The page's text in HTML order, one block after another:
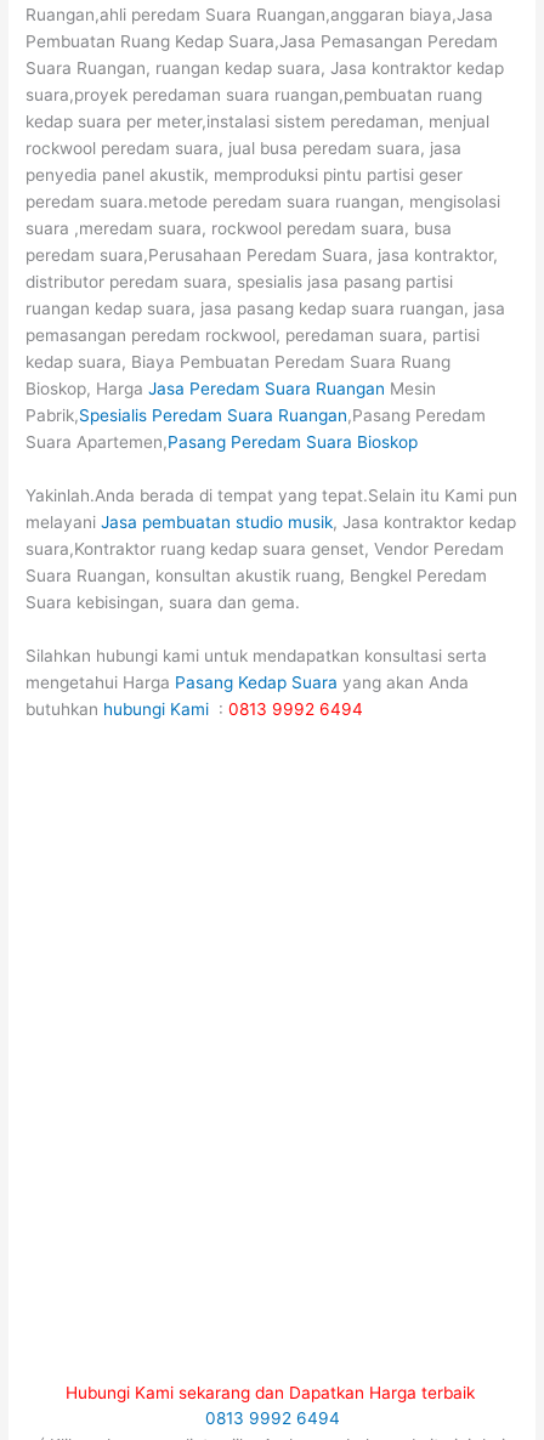
Ruangan,ahli peredam Suara Ruangan,anggaran biaya,Jasa
Pembuatan Ruang Kedap Suara,Jasa Pemasangan Peredam
Suara Ruangan, ruangan kedap suara, Jasa kontraktor kedap
suara,proyek peredaman suara ruangan,pembuatan ruang
kedap suara per meter,instalasi sistem peredaman, menjual
rockwool peredam suara, jual busa peredam suara, jasa
penyedia panel akustik, memproduksi pintu partisi geser
peredam suara.metode peredam suara ruangan, mengisolasi
suara ,meredam suara, rockwool peredam suara, busa
peredam suara,Perusahaan Peredam Suara, jasa kontraktor,
distributor peredam suara, spesialis jasa pasang partisi
ruangan kedap suara, jasa pasang kedap suara ruangan, jasa
pemasangan peredam rockwool, peredaman suara, partisi
kedap suara, Biaya Pembuatan Peredam Suara Ruang
Bioskop, HargaJasa Peredam Suara Ruangan Mesin
Pabrik,Spesialis Peredam Suara Ruangan,Pasang Peredam
Suara Apartemen,Pasang Peredam Suara Bioskop
Yakinlah.Anda berada di tempat yang tepat.Selain itu Kami pun
melayaniJasa pembuatan studio musik, Jasa kontraktor kedap
suara,Kontraktor ruang kedap suara genset, Vendor Peredam
Suara Ruangan, konsultan akustik ruang, Bengkel Peredam
Suara kebisingan, suara dan gema.
Silahkan hubungi kami untuk mendapatkan konsultasi serta
mengetahui Harga Pasang Kedap Suara yang akan Anda
butuhkan hubungi Kami :0813 9992 6494
Hubungi Kami sekarang dan Dapatkan Harga terbaik
0813 9992 6494